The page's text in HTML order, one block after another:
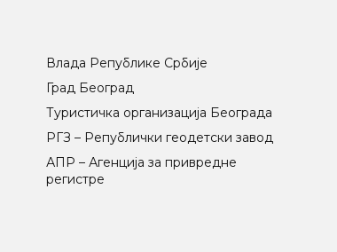
Влада Републике Србије
Град Београд
Туристичка организација Београда
РГЗ – Републички геодетски завод
АПР – Агенција за привредне
регистре